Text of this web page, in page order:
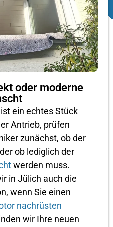
oder moderne
ein echtes Stück
Antrieb, prüfen
zunächst, ob der
ob lediglich der
werden muss.
in Jülich auch die
wenn Sie einen
nachrüsten
wir Ihre neuen